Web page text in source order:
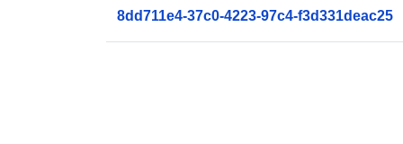
8dd711e4-37c0-4223-97c4-f3d331deac25